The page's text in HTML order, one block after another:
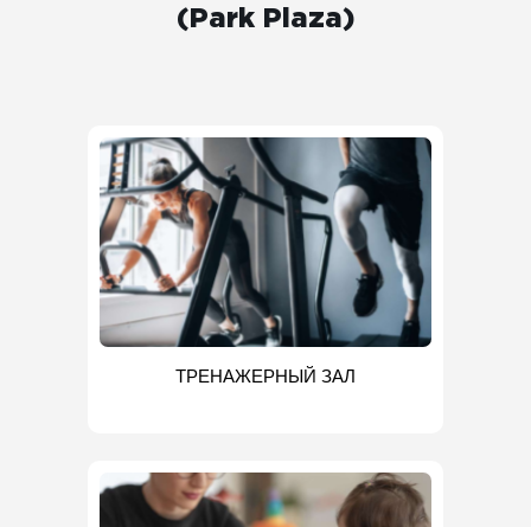
(Park Plaza)
ТРЕНАЖЕРНЫЙ ЗАЛ